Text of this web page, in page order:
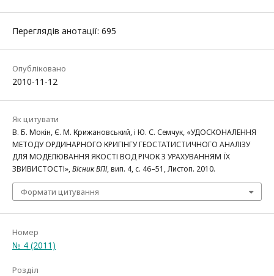
Переглядів анотації: 695
Опубліковано
2010-11-12
Як цитувати
В. Б. Мокін, Є. М. Крижановський, і Ю. С. Семчук, «УДОСКОНАЛЕННЯ
МЕТОДУ ОРДИНАРНОГО КРИГІНГУ ГЕОСТАТИСТИЧНОГО АНАЛІЗУ
ДЛЯ МОДЕЛЮВАННЯ ЯКОСТІ ВОД РІЧОК З УРАХУВАННЯМ ЇХ
ЗВИВИСТОСТІ»,Вісник ВПІ, вип. 4, с. 46–51, Листоп. 2010.
Формати цитування
Номер
№ 4 (2011)
Розділ